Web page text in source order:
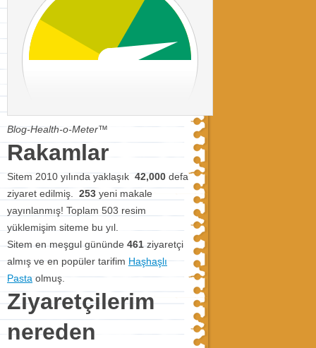
Blog-Health-o-Meter™
Rakamlar
Sitem 2010 yılında yaklaşık 42,000 defa
ziyaret edilmiş. 253 yeni makale
yayınlanmış! Toplam 503 resim
yüklemişim siteme bu yıl.
Sitem en meşgul gününde 461ziyaretçi
almış ve en popüler tarifim Haşhaşlı
Pasta olmuş.
Ziyaretçilerim
nereden